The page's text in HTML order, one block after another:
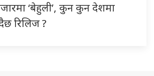
‘बेहुली’, कुन कुन देशमा
रिलिज ?